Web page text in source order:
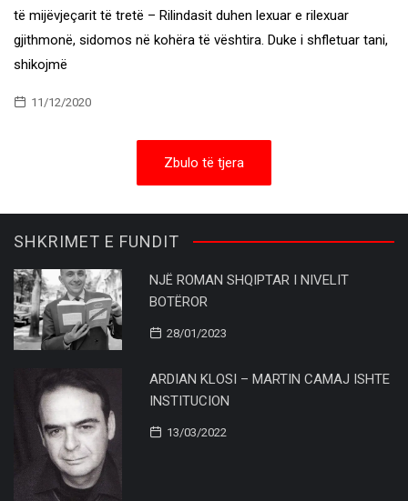
të mijëvjeçarit të tretë – Rilindasit duhen lexuar e rilexuar
gjithmonë, sidomos në kohëra të vështira. Duke i shfletuar tani,
shikojmë
11/12/2020
Zbulo të tjera
SHKRIMET E FUNDIT
NJË ROMAN SHQIPTAR I NIVELIT
BOTËROR
28/01/2023
ARDIAN KLOSI – MARTIN CAMAJ ISHTE
INSTITUCION
13/03/2022